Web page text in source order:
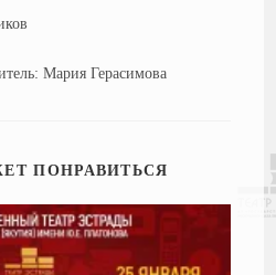
Мария Герасимова
ПОНРАВИТЬСЯ